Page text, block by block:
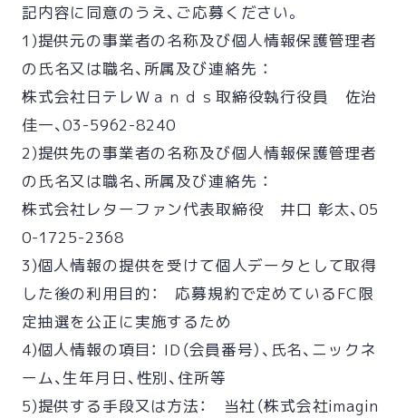
記内容に同意のうえ、ご応募ください。
1)提供元の事業者の名称及び個人情報保護管理者
の氏名又は職名、所属及び連絡先 ：
株式会社日テレＷａｎｄｓ取締役執行役員 佐治
佳一、03-5962-8240
2)提供先の事業者の名称及び個人情報保護管理者
の氏名又は職名、所属及び連絡先 ：
株式会社レターファン代表取締役 井口 彰太、05
0-1725-2368
3)個人情報の提供を受けて個人データとして取得
した後の利用目的： 応募規約で定めているFC限
定抽選を公正に実施するため
4)個人情報の項目： ID（会員番号）、氏名、ニックネ
ーム、生年月日、性別、住所等
5)提供する手段又は方法： 当社（株式会社imagin